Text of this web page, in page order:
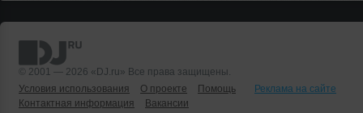
© 2001 — 2026 «DJ.ru» Все права защищены.
Условия использования
О проекте Помощь
Реклама на сайте
Контактная информация
Вакансии